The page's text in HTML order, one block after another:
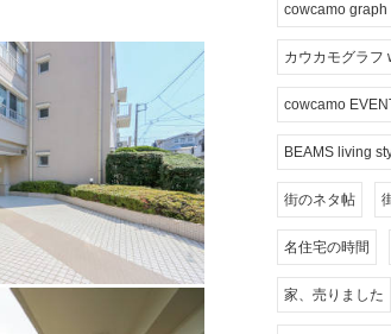
cowcamo graph
カウカモグラフ
cowcamo
BEAMS living
街のネタ帖
名住宅の時間
家、売りました